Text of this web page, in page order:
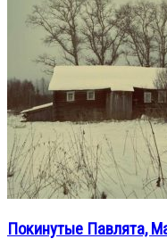
Покинутые Павлята,